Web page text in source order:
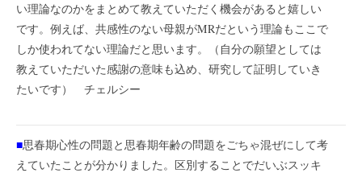
い理論なのかをまとめて教えていただく機会があると嬉しい
です。例えば、共感性のない母親がMRだという理論もここで
しか使われてない理論だと思います。（自分の願望としては
教えていただいた感謝の意味も込め、研究して証明していき
たいです） チェルシー
■思春期心性の問題と思春期年齢の問題をごちゃ混ぜにして考
えていたことが分かりました。区別することでだいぶスッキ